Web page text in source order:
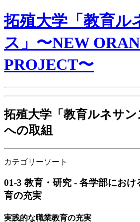
拓殖大学「教育ル
ス」〜NEW
PROJECT〜
拓殖大学「教育ルネサ
への取組
カテゴリーソート
01-3 教育・研究 - 各学部にお
育の充実
実践的な職業教育の充実